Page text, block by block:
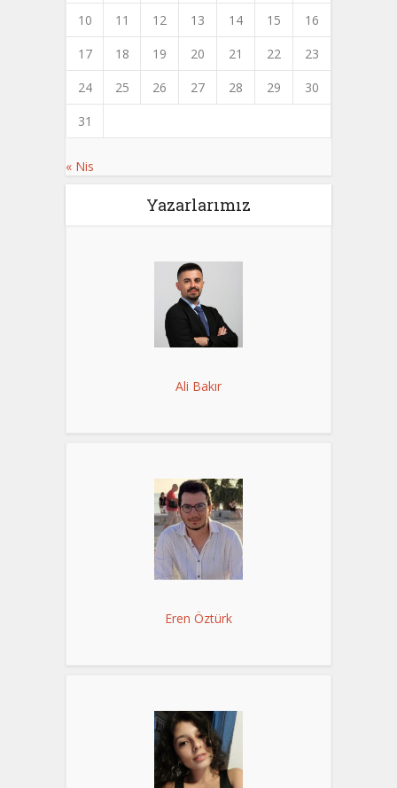
10
11 12 13 14 15
16
17
18 19 20 21 22
23
24
25 26 27 28 29
30
31
« Nis
Yazarlarımız
Ali Bakır
Eren Öztürk